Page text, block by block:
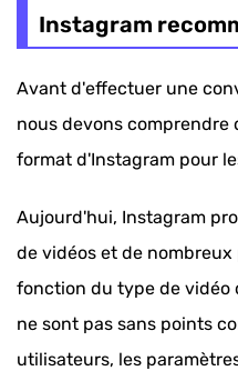
Convertisseur vidéo
une conversion vidéo
Contenu étendu :
entre les cinq formats
Instagram
Avant d'effectuer une
nous devons comprendre
format d'Instagram pour
Aujourd'hui, Instagram
de vidéos et de
fonction du type de vidéo
ne sont pas sans points
utilisateurs, les